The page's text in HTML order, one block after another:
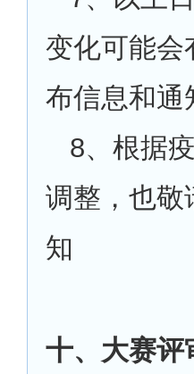
变化可能会
布信息和通
8、根据
调整，也敬
知
十、大赛评